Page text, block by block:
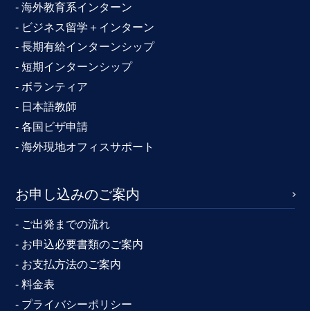
- 海外教育系インターン
- ビジネス留学＋インターン
- 長期有給インターンシップ
- 短期インターンシップ
- ボランティア
- 日本語教師
- 各国ビザ申請
- 海外現地オフィスサポート
お申し込みのご案内
- ご出発までの流れ
- お申込必要書類のご案内
- お支払方法のご案内
- 料金表
- プライバシーポリシー